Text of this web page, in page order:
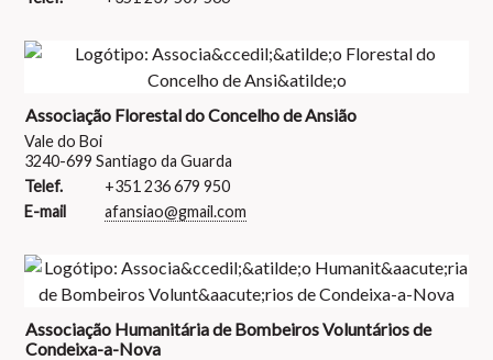
Associação Florestal do Concelho de Ansião
Vale do Boi
3240-699 Santiago da Guarda
Telef.
+351 236 679 950
E-mail
afansiao@gmail.com
Associação Humanitária de Bombeiros Voluntários de
Condeixa-a-Nova